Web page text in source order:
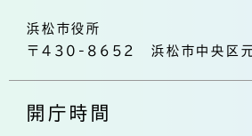
浜松市役所
〒430-8652 浜松市中央区
開庁時間